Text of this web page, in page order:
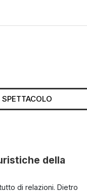
SPETTACOLO
della
di relazioni. Dietro